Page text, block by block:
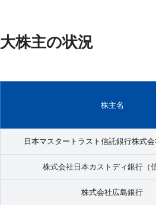
大株主の状況
株主名
日本マスタートラスト信託銀行株式会
株式会社日本カストディ銀行（
株式会社広島銀行